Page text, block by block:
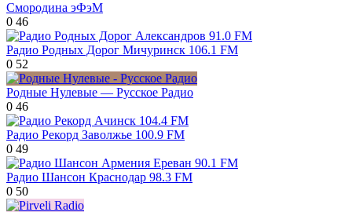
Смородина эФэМ
0 46
Радио Родных Дорог Мичуринск 106.1 FM
0 52
Родные Нулевые — Русское Радио
0 46
Радио Рекорд Заволжье 100.9 FM
0 49
Радио Шансон Краснодар 98.3 FM
0 50